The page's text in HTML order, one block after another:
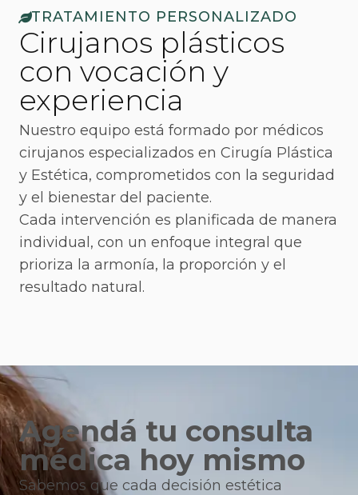
TRATAMIENTO PERSONALIZADO
Cirujanos plásticos
con vocación y
experiencia
Nuestro equipo está formado por médicos
cirujanos especializados en Cirugía Plástica
y Estética, comprometidos con la seguridad
y el bienestar del paciente.
Cada intervención es planificada de manera
individual, con un enfoque integral que
prioriza la armonía, la proporción y el
resultado natural.
Agendá tu consulta
médica hoy mismo
Sabemos que cada decisión estética